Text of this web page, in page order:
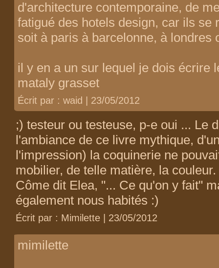
d'architecture contemporaine, de
fatigué des hotels design, car ils se
soit à paris à barcelonne, à londres
il y en a un sur lequel je dois écrire
mataly grasset
Écrit par : waid | 23/05/2012
;) testeur ou testeuse, p-e oui ... Le
l'ambiance de ce livre mythique,
l'impression) la coquinerie ne
mobilier, de telle matière, la
Côme dit Elea, "... Ce qu'on y fait"
également nous habités :)
Écrit par : Mimilette | 23/05/2012
mimilette